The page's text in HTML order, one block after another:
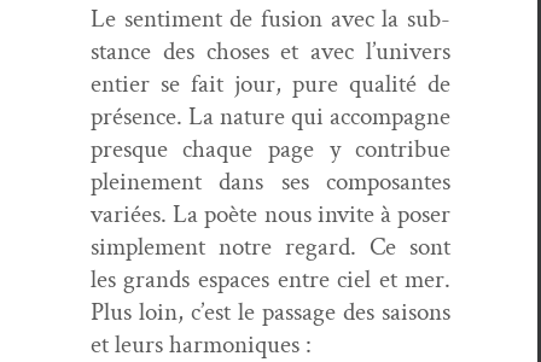
Le sen­ti­ment de fusion avec la sub­
stance des choses et avec l’univers
entier se fait jour, pure qual­ité de
présence. La nature qui accom­pa­gne
presque chaque page y con­tribue
pleine­ment dans ses com­posantes
var­iées. La poète nous invite à pos­er
sim­ple­ment notre regard. Ce sont
les grands espaces entre ciel et mer.
Plus loin, c’est le pas­sage des saisons
et leurs harmoniques :